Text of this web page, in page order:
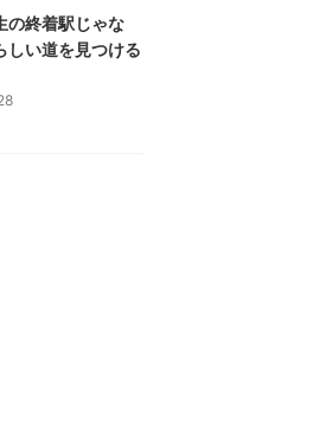
の終着駅じゃな
しい道を見つける